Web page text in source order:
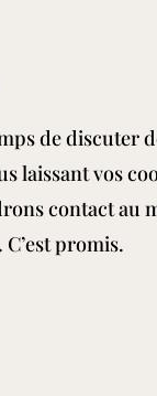
de discuter
laissant vos
contact au
promis.